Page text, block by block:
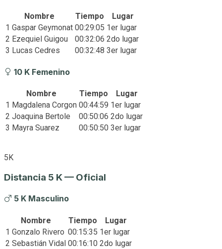
Nombre Tiempo
Lugar
1 Gaspar Geymonat 00:29:05 1er lugar
2 Ezequiel Guigou 00:32:06 2do lugar
3 Lucas Cedres 00:32:48 3er lugar
10 K Femenino
Nombre Tiempo
Lugar
1 Magdalena Corgon 00:44:59 1er lugar
2 Joaquina Bertole 00:50:06 2do lugar
3 Mayra Suarez 00:50:50 3er lugar
5K
Distancia 5 K — Oficial
5 K Masculino
Nombre Tiempo
Lugar
1 Gonzalo Rivero 00:15:35 1er lugar
2 Sebastián Vidal 00:16:10 2do lugar